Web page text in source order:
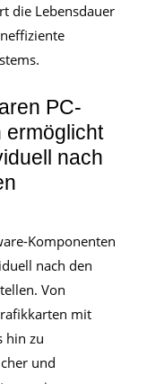
die Lebensdauer
PC-
ermöglicht
nach
Komponenten
nach den
Von
mit
hin zu
und